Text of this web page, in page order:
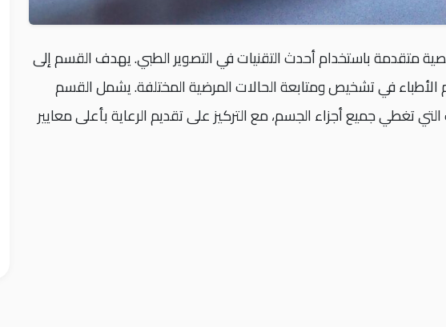
متقدمة باستخدام أحدث التقنيات في التصوير الطبي. يهدف القسم إلى
في تشخيص ومتابعة الحالات المرضية المختلفة. يشمل القسم
تغطي جميع أجزاء الجسم، مع التركيز على تقديم الرعاية بأعلى معايير